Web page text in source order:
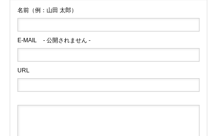
名前（例：山田 太郎）
E-MAIL - 公開されません -
URL